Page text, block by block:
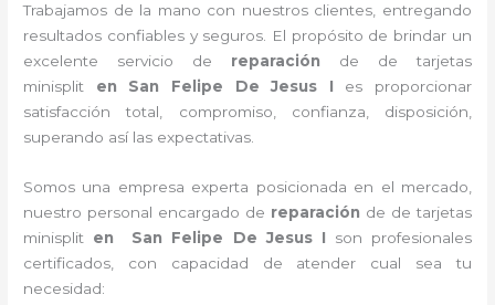
Trabajamos de la mano con nuestros clientes, entregando
resultados confiables y seguros. El propósito de brindar un
excelente servicio de reparación de de tarjetas
minisplit en San Felipe De Jesus I
es proporcionar
satisfacción total, compromiso, confianza, disposición,
superando así las expectativas.
Somos una empresa experta posicionada en el mercado,
nuestro personal encargado de reparación de de tarjetas
minisplit en San Felipe De Jesus I
son profesionales
certificados, con capacidad de atender cual sea tu
necesidad: